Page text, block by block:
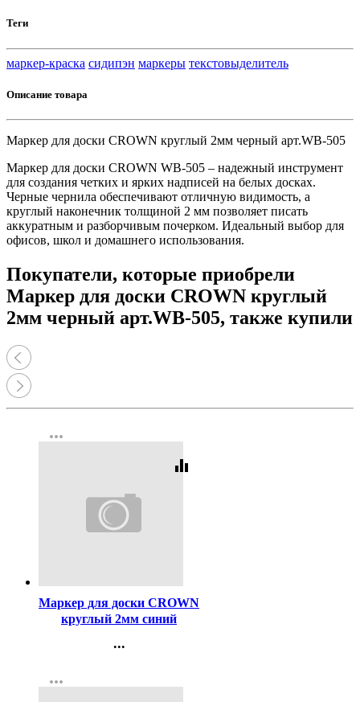
Теги
маркер-краска сидипэн маркеры текстовыделитель
Описание товара
Маркер для доски CROWN круглый 2мм черный арт.WB-505
Маркер для доски CROWN WB-505 – надежный инструмент
для создания четких и ярких надписей на белых досках.
Черные чернила обеспечивают отличную видимость, а
круглый наконечник толщиной 2 мм позволяет писать
аккуратным и разборчивым почерком. Идеальный выбор для
офисов, школ и домашнего использования.
Покупатели, которые приобрели
Маркер для доски CROWN круглый
2мм черный арт.WB-505, также купили
more_horiz
equalizer
Маркер для доски CROWN
круглый 2мм синий
...
Регистрация
more_horiz